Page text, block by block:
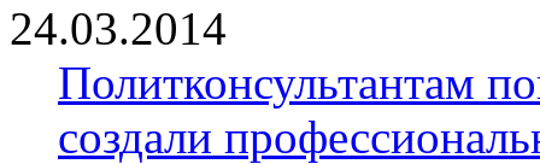
24.03.2014
Политконсультантам
создали